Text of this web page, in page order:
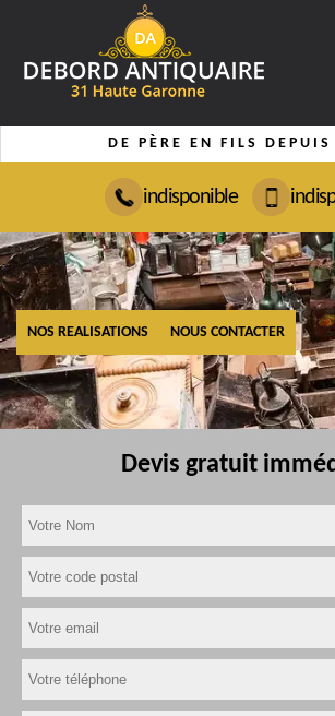
DE PÈRE EN FILS
indisponible
NOS REALISATIONS NOUS CONTACTER
Devis gratuit